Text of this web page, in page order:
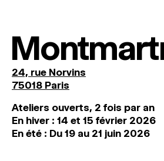
24, rue Norvins
75018 Paris
Ateliers ouverts, 2 fois par an
En hiver : 14 et 15 février 2026
En été : Du 19 au 21 juin 2026